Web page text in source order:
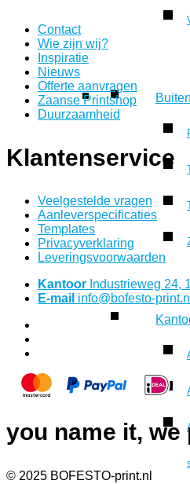
Buiten
Contact
Wie zijn wij?
Inspiratie
Nieuws
Offerte aanvragen
Zaanse Printshop
Duurzaamheid
Klantenservice
Veelgestelde vragen
Aanleverspecificaties
Templates
Privacyverklaring
Leveringsvoorwaarden
Kantoor Industrieweg 24,
E-mail info@bofesto-print.nl
you name it, we
© 2025 BOFESTO-print.nl